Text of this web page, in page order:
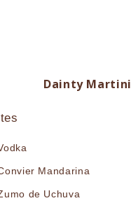
Dainty Martini
Mandarina
de Uchuva